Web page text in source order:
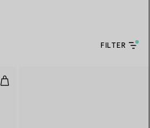
FILTER
Ring in Roségold und Platin mit